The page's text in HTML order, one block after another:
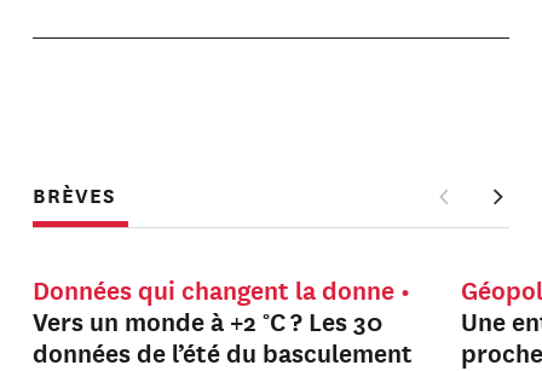
BRÈVES
Données qui changent la donne
Vers un monde à +2 °C ? Les 30
données de l’été du basculement
Une